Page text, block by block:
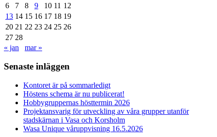
6
7 8 9 10 11 12
13 14 15 16 17 18 19
20 21 22 23 24 25 26
27 28
« jan
mar »
Senaste inläggen
Kontoret är på sommarledigt
Höstens schema är nu publicerat!
Hobbygruppernas hösttermin 2026
Projektansvarig för utveckling av våra grupper utanför
stadskärnan i Vasa och Korsholm
Wasa Unique våruppvisning 16.5.2026